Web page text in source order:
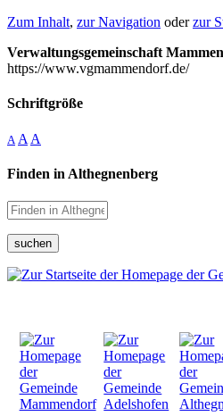
Zum Inhalt, zur Navigation oderzur
Verwaltungsgemeinschaft
https://www.vgmammendorf.de/
Schriftgröße
A A A
Finden in Althegnenberg
suchen